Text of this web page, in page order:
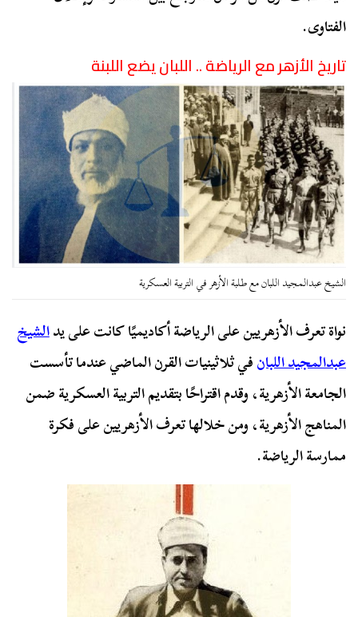
الفتاوى.
تاريخ الأزهر مع الرياضة .. اللبان يضع اللبنة
الشيخ عبدالمجيد اللبان مع طلبة الأزهر في التربية العسكرية
نواة تعرف الأزهريين على الرياضة أكاديميًا كانت على يدالشيخ
عبدالمجيد اللبانفي ثلاثينيات القرن الماضي عندما تأسست
الجامعة الأزهرية، وقدم اقتراحًا بتقديم التربية العسكرية ضمن
المناهج الأزهرية، ومن خلالها تعرف الأزهريين على فكرة
ممارسة الرياضة.